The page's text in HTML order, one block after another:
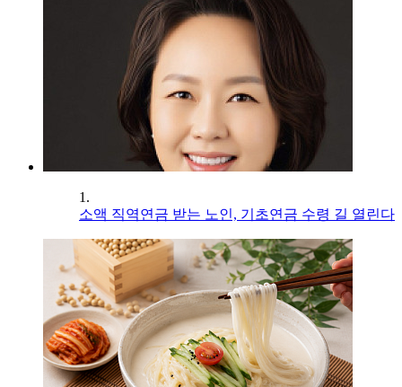
1.
소액 직역연금 받는 노인, 기초연금 수령 길 열린다